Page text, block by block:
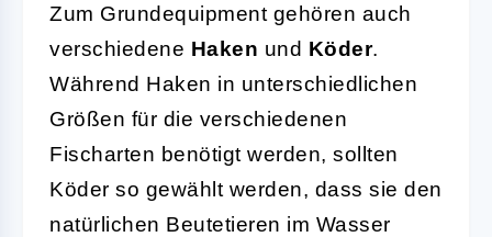
Zum Grundequipment gehören auch
verschiedene Haken und Köder.
Während Haken in unterschiedlichen
Größen für die verschiedenen
Fischarten benötigt werden, sollten
Köder so gewählt werden, dass sie den
natürlichen Beutetieren im Wasser